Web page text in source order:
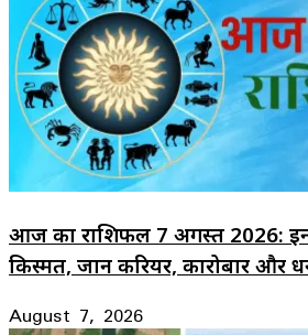
आज का राशिफल 7 अगस्त 2026: इन
किस्मत, जानें करियर, कारोबार और
August 7, 2026